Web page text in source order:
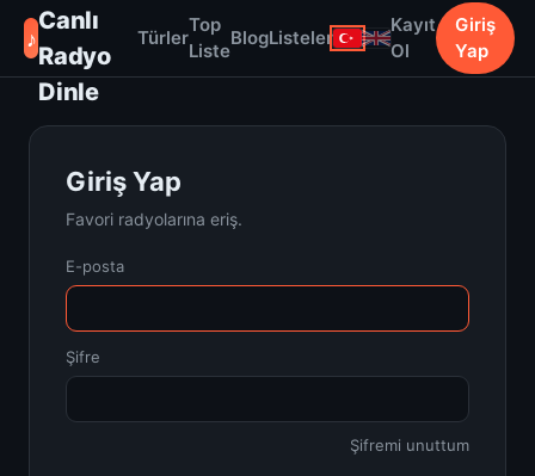
♪
Canlı
Radyo
Dinle
Türler
Top
Liste
BlogListeler
Kayıt
Ol
Giriş
Yap
Giriş Yap
Favori radyolarına eriş.
E-posta
Şifre
Şifremi unuttum